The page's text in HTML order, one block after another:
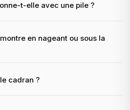
t-elle avec une pile ?
en nageant ou sous la
cadran ?